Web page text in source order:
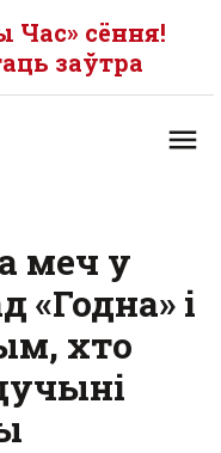
сёння!
заўтра
меч у
«Годна» і
хто